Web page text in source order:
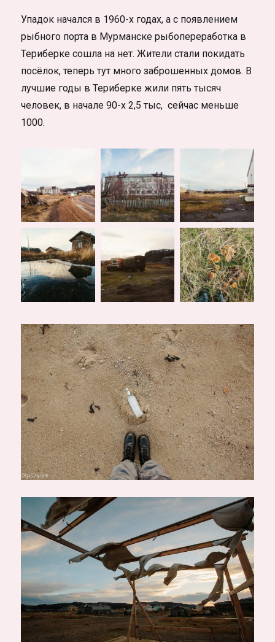
Упадок начался в 1960-х годах, а с появлением
рыбного порта в Мурманске рыбопереработка в
Териберке сошла на нет. Жители стали покидать
посёлок, теперь тут много заброшенных домов. В
лучшие годы в Териберке жили пять тысяч
человек, в начале 90-х 2,5 тыс, сейчас меньше
1000.